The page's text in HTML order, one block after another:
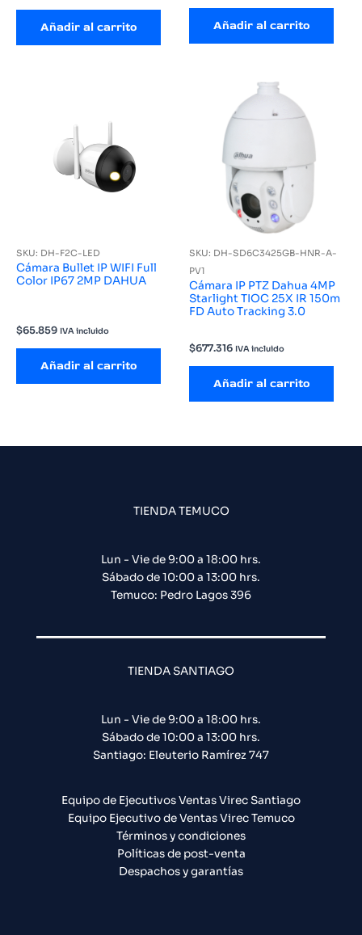
Añadir al carrito Añadir al carrito
SKU: DH-F2C-LED
Cámara Bullet IP WIFI Full
Color IP67 2MP DAHUA
$65.859 IVA incluido
Añadir al carrito
SKU: DH-SD6C3425GB-HNR-A-
PV1
Cámara IP PTZ Dahua 4MP
Starlight TIOC 25X IR 150m
FD Auto Tracking 3.0
$677.316 IVA incluido
Añadir al carrito
TIENDA TEMUCO
Lun - Vie de 9:00 a 18:00 hrs.
Sábado de 10:00 a 13:00 hrs.
Temuco: Pedro Lagos 396
TIENDA SANTIAGO
Lun - Vie de 9:00 a 18:00 hrs.
Sábado de 10:00 a 13:00 hrs.
Santiago: Eleuterio Ramírez 747​
Equipo de Ejecutivos Ventas Virec Santiago
Equipo Ejecutivo de Ventas Virec Temuco
Términos y condiciones
Políticas de post-venta
Despachos y garantías